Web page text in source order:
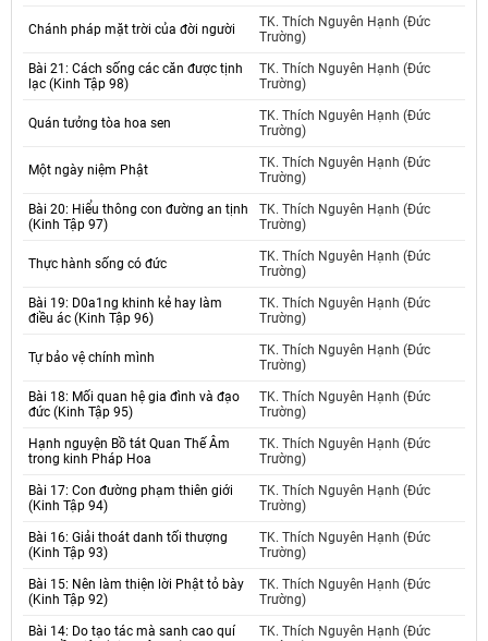
Chánh pháp mặt trời của đời người
TK. Thích Nguyên Hạnh (Đức
Trường)
Bài 21: Cách sống các căn được tịnh
lạc (Kinh Tập 98)
TK. Thích Nguyên Hạnh (Đức
Trường)
Quán tưởng tòa hoa sen
TK. Thích Nguyên Hạnh (Đức
Trường)
Một ngày niệm Phật
TK. Thích Nguyên Hạnh (Đức
Trường)
Bài 20: Hiểu thông con đường an tịnh
(Kinh Tập 97)
TK. Thích Nguyên Hạnh (Đức
Trường)
Thực hành sống có đức
TK. Thích Nguyên Hạnh (Đức
Trường)
Bài 19: D0a1ng khinh kẻ hay làm
điều ác (Kinh Tập 96)
TK. Thích Nguyên Hạnh (Đức
Trường)
Tự bảo vệ chính mình
TK. Thích Nguyên Hạnh (Đức
Trường)
Bài 18: Mối quan hệ gia đình và đạo
đức (Kinh Tập 95)
TK. Thích Nguyên Hạnh (Đức
Trường)
Hạnh nguyện Bồ tát Quan Thế Âm
trong kinh Pháp Hoa
TK. Thích Nguyên Hạnh (Đức
Trường)
Bài 17: Con đường phạm thiên giới
(Kinh Tập 94)
TK. Thích Nguyên Hạnh (Đức
Trường)
Bài 16: Giải thoát danh tối thượng
(Kinh Tập 93)
TK. Thích Nguyên Hạnh (Đức
Trường)
Bài 15: Nên làm thiện lời Phật tỏ bày
(Kinh Tập 92)
TK. Thích Nguyên Hạnh (Đức
Trường)
Bài 14: Do tạo tác mà sanh cao quí
TK. Thích Nguyên Hạnh (Đức